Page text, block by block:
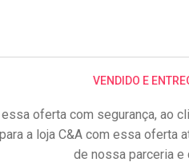
VENDIDO E
oferta com segurança, ao
a loja C&A com essa oferta
de nossa parceria e